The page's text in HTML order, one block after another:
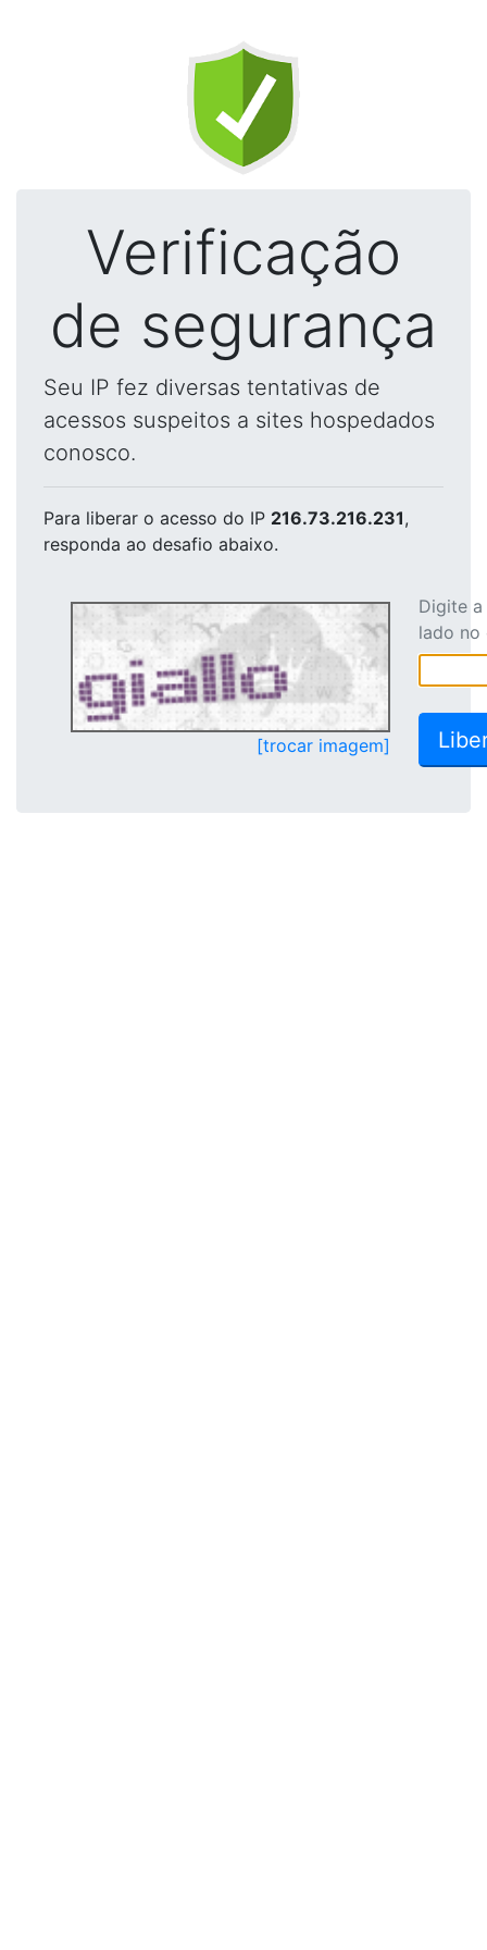
Verificação
de segurança
Seu IP fez diversas tentativas de
acessos suspeitos a sites hospedados
conosco.
Para liberar o acesso do IP 216.73.216.231,
responda ao desafio abaixo.
[trocar imagem]
Digite
lado no